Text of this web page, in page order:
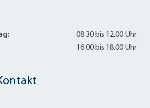
08.30 bis 12.00 Uhr
16.00 bis 18.00 Uhr